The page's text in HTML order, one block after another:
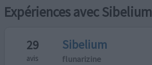
Expériences avec Sibelium
29
avis
Sibelium
flunarizine